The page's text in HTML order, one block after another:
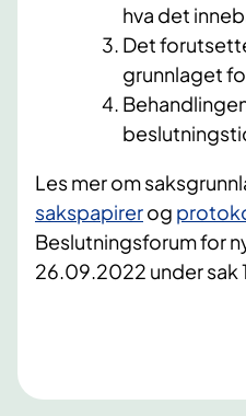
hva det
Det
grunnlaget
Les mer om
sakspapirer​og
Beslutningsforum for
26.09.2022 under sak